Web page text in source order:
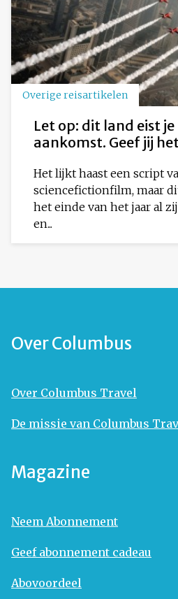
Overige reisartikelen
Let op: dit land eist je
aankomst. Geef jij
Het lijkt haast een script
sciencefictionfilm, maar
het einde van het jaar al
en...
Over Columbus
Over Columbus Travel
De missie van Columbus
Magazine
Neem Abonnement
Geef abonnement cadeau
Abovoordeel